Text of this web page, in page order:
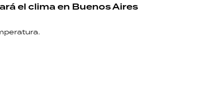
el clima en Buenos Aires